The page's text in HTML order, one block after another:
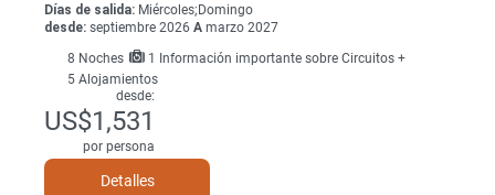
Días de salida: Miércoles;Domingo
desde: septiembre 2026 A marzo 2027
8 Noches
1 Información importante sobre Circuitos +
5 Alojamientos
desde:
US$1,531
por persona
Detalles